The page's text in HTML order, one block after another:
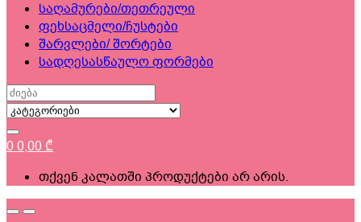
საღამურები/თეთრეული
ფეხსაცმელი/ჩუსტები
შარვლები/ შორტები
სადღესასწაულო ფორმები
Search
for:
0 0,00 ₾
თქვენ კალათში პროდუქტები არ არის.